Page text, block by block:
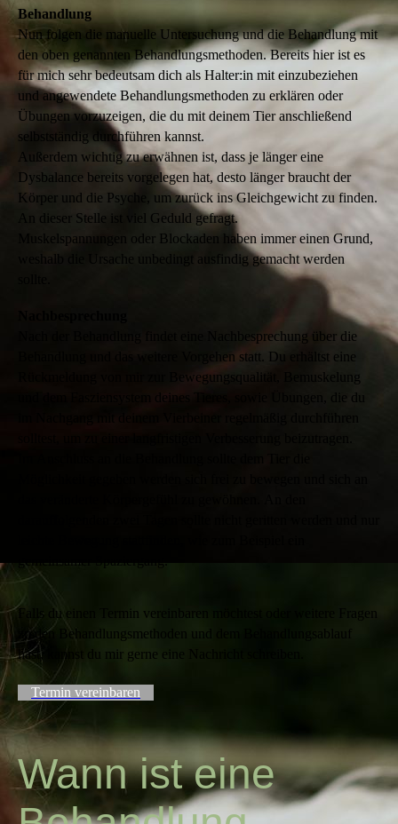
Behandlung
Nun folgen die manuelle Untersuchung und die Behandlung mit
den oben genannten Behandlungsmethoden. Bereits hier ist es
für mich sehr bedeutsam dich als Halter:in mit einzubeziehen
und angewendete Behandlungsmethoden zu erklären oder
Übungen vorzuzeigen, die du mit deinem Tier anschließend
selbstständig durchführen kannst.
Außerdem wichtig zu erwähnen ist, dass je länger eine
Dysbalance bereits vorgelegen hat, desto länger braucht der
Körper und die Psyche, um zurück ins Gleichgewicht zu finden.
An dieser Stelle ist viel Geduld gefragt.
Muskelspannungen oder Blockaden haben immer einen Grund,
weshalb die Ursache unbedingt ausfindig gemacht werden
Nach der Behandlung findet eine Nachbesprechung über die
Behandlung und das weitere Vorgehen statt. Du erhältst eine
Rückmeldung von mir zur Bewegungsqualität, Bemuskelung
und dem Fasziensystem deines Tieres, sowie Übungen, die du
gemeinsamer Spaziergang.
Falls du einen Termin vereinbaren möchtest oder weitere Fragen
zu den Behandlungsmethoden und dem Behandlungsablauf
hast, kannst du mir gerne eine Nachricht schreiben.
Termin vereinbaren
Wann ist eine